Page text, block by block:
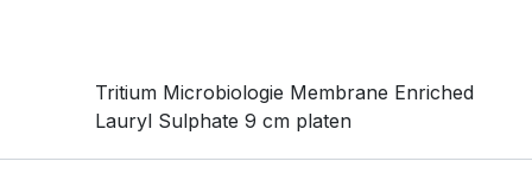
Tritium Microbiologie Membrane Enriched
Lauryl Sulphate 9 cm platen